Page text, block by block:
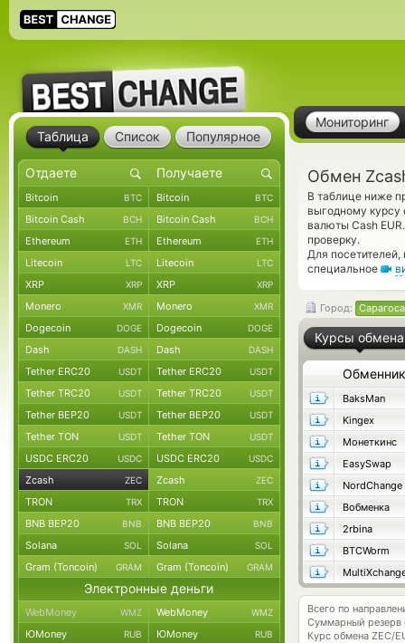
Мониторинг
Обмен
В таблице ниже
выгодному курсу
валюты Cash
проверку.
Для
специальное
Город: Сарагоса
Курсы обмена
Обменник
BaksMan
Kingex
Монеткинс
EasySwap
NordChange
Вобменка
2rbina
BTCWorm
Всего по
Суммарный резерв
Курс обмена ZEC/
Таблица Список Популярное
Bitcoin BTC Bitcoin BTC
Bitcoin Cash BCH Bitcoin Cash BCH
Ethereum ETH Ethereum ETH
Litecoin LTC Litecoin LTC
XRP XRP XRP XRP
Monero XMR Monero XMR
Dogecoin DOGE Dogecoin DOGE
Dash DASH Dash DASH
Tether ERC20 USDT Tether ERC20 USDT
Tether TRC20 USDT Tether TRC20 USDT
Tether BEP20 USDT Tether BEP20 USDT
Tether TON USDT Tether TON USDT
USDC ERC20 USDC USDC ERC20 USDC
Zcash ZEC Zcash ZEC
TRON TRX TRON TRX
BNB BEP20 BNB BNB BEP20 BNB
Solana SOL Solana SOL
Gram (Toncoin) GRAM Gram (Toncoin) GRAM
Электронные деньги
WebMoney WMZ WebMoney WMZ
ЮMoney RUB ЮMoney RUB